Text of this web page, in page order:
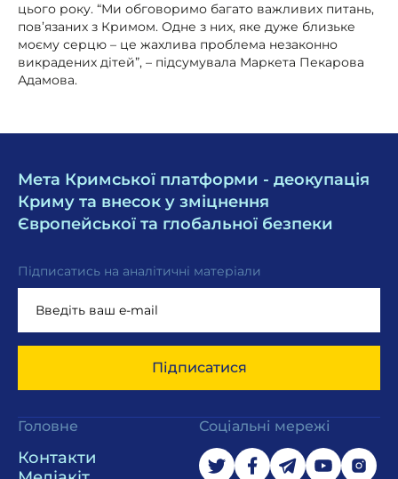
цього року. “Ми обговоримо багато важливих питань,
пов’язаних з Кримом. Одне з них, яке дуже близьке
моєму серцю – це жахлива проблема незаконно
викрадених дітей”, – підсумувала Маркета Пекарова
Адамова.
Мета Кримської платформи - деокупація
Криму та внесок у зміцнення
Європейської та глобальної безпеки
Підписатись на аналітичні матеріали
Підписатися
Головне
Контакти
Соціальні мережі